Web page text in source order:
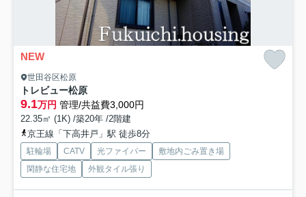
NEW
世田谷区松原
トレビュー松原
9.1万円 管理/共益費3,000円
22.35㎡ (1K) /築20年 /2階建
京王線「下高井戸」駅 徒歩8分
駐輪場 CATV 光ファイバー
敷地内ごみ置き場
閑静な住宅地
外観タイル張り